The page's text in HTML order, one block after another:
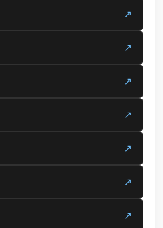
↗
↗
↗
↗
↗
↗
↗